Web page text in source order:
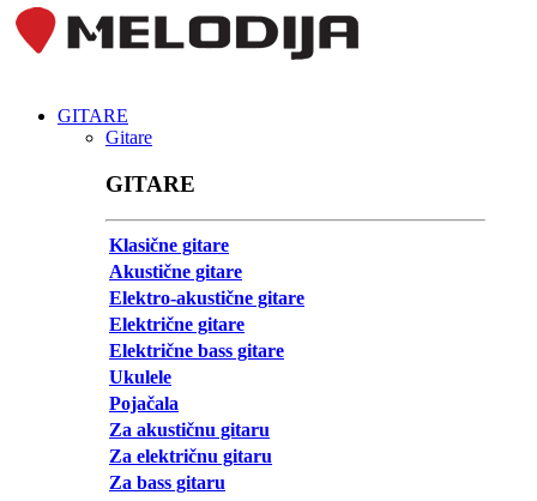
GITARE
Gitare
GITARE
Klasične gitare
Akustične gitare
Elektro-akustične gitare
Električne gitare
Električne bass gitare
Ukulele
Pojačala
Za akustičnu gitaru
Za električnu gitaru
Za bass gitaru